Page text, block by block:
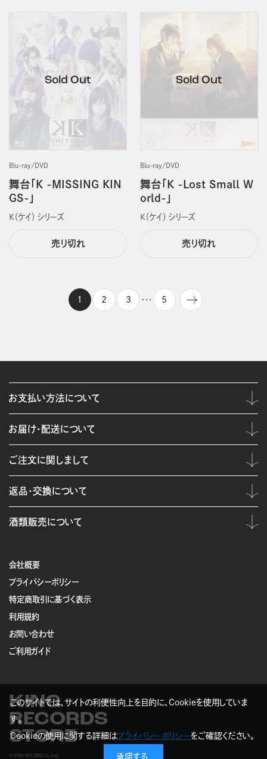
Blu-ray/DVD
舞台「K -MISSING KIN
GS-」
Ｋ（ケイ） シリーズ
売り切れ
Blu-ray/DVD
舞台「K -Lost Small W
orld-」
Ｋ（ケイ） シリーズ
売り切れ
1 2 3 ・・・ 5
会社概要
プライバシーポリシー
特定商取引に基づく表示
利用規約
お問い合わせ
ご利用ガイド
KING
RECORDS
STORE
© KING RECORD Co.,Ltd.
お支払い方法について
お届け・配送について
ご注文に関しまして
返品・交換について
酒類販売について
このサイトでは、サイトの利便性向上を目的に、Cookieを使用していま
す。
Cookieの使用に関する詳細はプライバシーポリシーをご確認ください。
承諾する